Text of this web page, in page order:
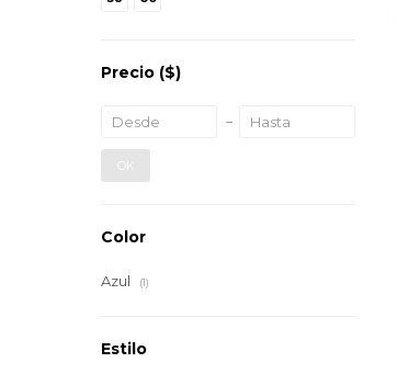
Precio ($)
OK
Color
Azul (1)
Estilo